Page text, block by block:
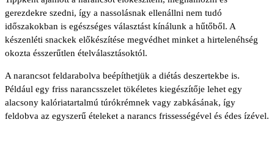
gerezdekre szedni, így a nassolásnak ellenállni nem tudó
időszakokban is egészséges választást kínálunk a hűtőből. A
készenléti snackek előkészítése megvédhet minket a hirtelenéhség
okozta ésszerűtlen ételválasztásoktól.
A narancsot feldarabolva beépíthetjük a diétás deszertekbe is.
Például egy friss narancsszelet tökéletes kiegészítője lehet egy
alacsony kalóriatartalmú túrókrémnek vagy zabkásának, így
feldobva az egyszerű ételeket a narancs frissességével és édes ízével.